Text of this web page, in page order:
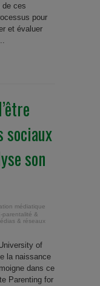
de ces
pour
et évaluer
sociaux
son
médiatique
parentalité &
& réseaux
of
la naissance
dans ce
Parenting for